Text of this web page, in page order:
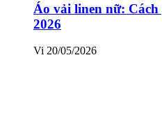
Áo vải linen nữ: Cách
2026
Vi 20/05/2026